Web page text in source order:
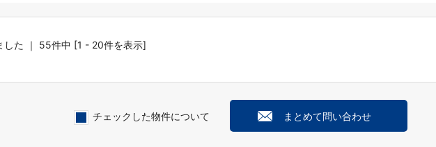
した ｜ 55件中 [1 - 20件を表示]
チェックした物件について まとめて問い合わせ